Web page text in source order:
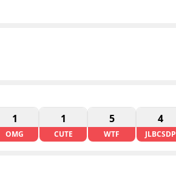
1
OMG
1
CUTE
5
WTF
4
JLBCSDP